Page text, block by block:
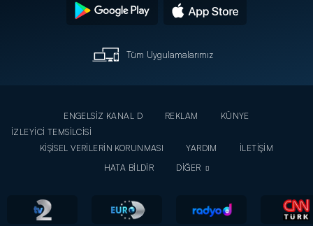
Tüm Uygulamalarımız
ENGELSİZ KANAL D REKLAM
KÜNYE
İZLEYİCİ TEMSİLCİSİ
KİŞİSEL VERİLERİN KORUNMASI
YARDIM
İLETİŞİM
HATA BİLDİR
DİĞER